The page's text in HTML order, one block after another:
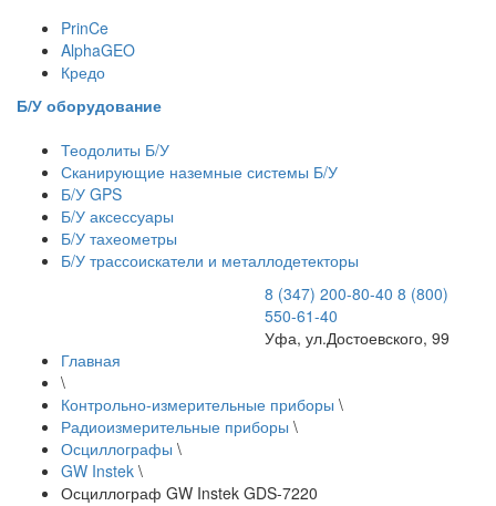
PrinCe
AlphaGEO
Кредо
Б/У оборудование
Теодолиты Б/У
Сканирующие наземные системы Б/У
Б/У GPS
Б/У аксессуары
Б/У тахеометры
Б/У трассоискатели и металлодетекторы
8 (347) 200-80-40 8 (800)
550-61-40
Уфа, ул.Достоевского, 99
Главная
\
Контрольно-измерительные приборы \
Радиоизмерительные приборы \
Осциллографы \
GW Instek \
Осциллограф GW Instek GDS-7220